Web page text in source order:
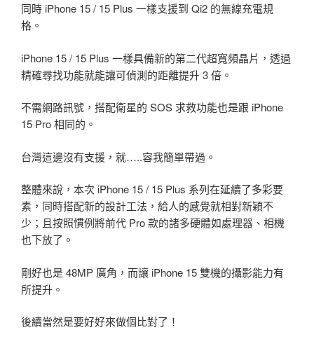
同時 iPhone 15 / 15 Plus 一樣支援到 Qi2 的無線充電規
格。
iPhone 15 / 15 Plus 一樣具備新的第二代超寬頻晶片，透過
精確尋找功能就能讓可偵測的距離提升 3 倍。
不需網路訊號，搭配衛星的 SOS 求救功能也是跟 iPhone
15 Pro 相同的。
台灣這邊沒有支援，就…..容我簡單帶過。
整體來說，本次 iPhone 15 / 15 Plus 系列在延續了多彩要
素，同時搭配新的設計工法，給人的感覺就相對新穎不
少；且按照慣例將前代 Pro 款的諸多硬體如處理器、相機
也下放了。
剛好也是 48MP 廣角，而讓 iPhone 15 雙機的攝影能力有
所提升。
後續當然是要好好來做個比對了！